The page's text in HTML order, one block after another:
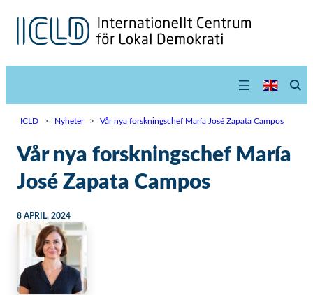
ICLD > Nyheter > Vår nya forskningschef María José Zapata Campos
Vår nya forskningschef María
José Zapata Campos
8 APRIL, 2024